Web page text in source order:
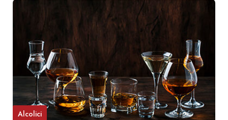
Alcolici